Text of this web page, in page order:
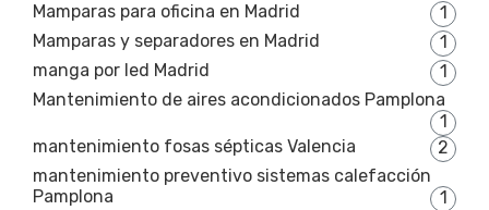
Mamparas para oficina en Madrid
1
Mamparas y separadores en Madrid
1
manga por led Madrid
1
Mantenimiento de aires acondicionados Pamplona
1
mantenimiento fosas sépticas Valencia
2
mantenimiento preventivo sistemas calefacción
Pamplona
1